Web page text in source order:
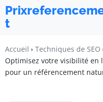
t
Accueil
Techniques de SEO
Optimisez votre visibilité en
pour un référencement